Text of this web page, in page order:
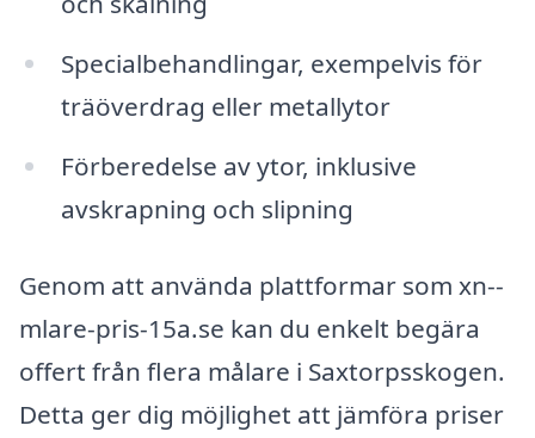
Specialbehandlingar, exempelvis för
träöverdrag eller metallytor
Förberedelse av ytor, inklusive
avskrapning och slipning
Genom att använda plattformar som xn--
mlare-pris-15a.se kan du enkelt begära
offert från flera målare i Saxtorpsskogen.
Detta ger dig möjlighet att jämföra priser